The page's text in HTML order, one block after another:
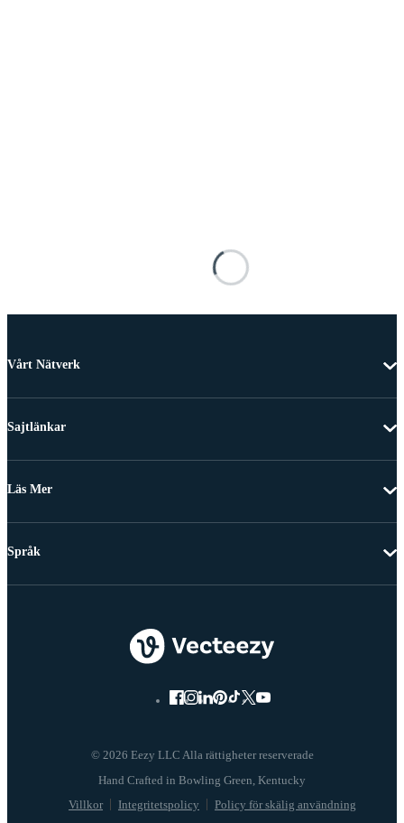
Vårt Nätverk
Sajtlänkar
Läs Mer
© 2026 Eezy LLC Alla rättigheter reserverade
Villkor Integritetspolicy Policy för skälig användning
Språk